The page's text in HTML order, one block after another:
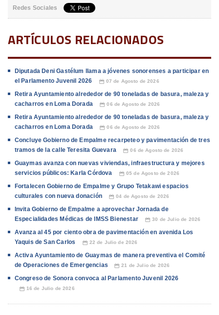
Redes Sociales
ARTÍCULOS RELACIONADOS
Diputada Deni Gastélum llama a jóvenes sonorenses a participar en
el Parlamento Juvenil 2026
📅 07 de Agosto de 2026
Retira Ayuntamiento alrededor de 90 toneladas de basura, maleza y
cacharros en Loma Dorada
📅 06 de Agosto de 2026
Retira Ayuntamiento alrededor de 90 toneladas de basura, maleza y
cacharros en Loma Dorada
📅 06 de Agosto de 2026
Concluye Gobierno de Empalme recarpeteo y pavimentación de tres
tramos de la calle Teresita Guevara
📅 06 de Agosto de 2026
Guaymas avanza con nuevas viviendas, infraestructura y mejores
servicios públicos: Karla Córdova
📅 05 de Agosto de 2026
Fortalecen Gobierno de Empalme y Grupo Tetakawi espacios
culturales con nueva donación
📅 04 de Agosto de 2026
Invita Gobierno de Empalme a aprovechar Jornada de
Especialidades Médicas de IMSS Bienestar
📅 30 de Julio de 2026
Avanza al 45 por ciento obra de pavimentación en avenida Los
Yaquis de San Carlos
📅 22 de Julio de 2026
Activa Ayuntamiento de Guaymas de manera preventiva el Comité
de Operaciones de Emergencias
📅 21 de Julio de 2026
Congreso de Sonora convoca al Parlamento Juvenil 2026
📅 16 de Julio de 2026